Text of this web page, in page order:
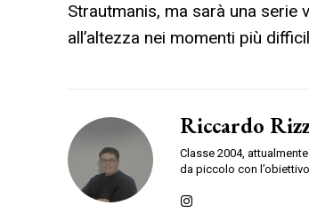
Strautmanis, ma sarà una serie
all’altezza nei momenti più
Riccardo
Classe 2004,
da piccolo con